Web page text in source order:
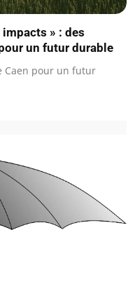
» : des
un futur durable
Caen pour un futur